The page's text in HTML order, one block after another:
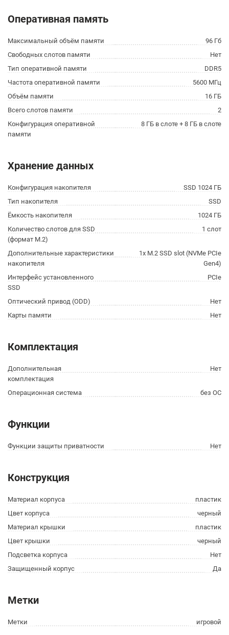
Оперативная память
Максимальный объём памяти
96 Гб
Свободных слотов памяти
Нет
Тип оперативной памяти
DDR5
Частота оперативной памяти
5600 МГц
Объём памяти
16 ГБ
Всего слотов памяти
2
Конфигурация оперативной
памяти
8 ГБ в слоте + 8 ГБ в слоте
Хранение данных
Конфигурация накопителя
SSD 1024 ГБ
Тип накопителя
SSD
Ёмкость накопителя
1024 ГБ
Количество слотов для SSD
(формат M.2)
1 слот
Дополнительные характеристики
накопителя
1x M.2 SSD slot (NVMe PCIe
Gen4)
Интерфейс установленного
SSD
PCIe
Оптический привод (ODD)
Нет
Карты памяти
Нет
Комплектация
Дополнительная
комплектация
Нет
Операционная система без ОС
Функции
Функции защиты приватности Нет
Конструкция
Материал корпуса
пластик
Цвет корпуса
черный
Материал крышки
пластик
Цвет крышки
черный
Подсветка корпуса
Нет
Защищенный корпус
Да
Метки
Метки игровой